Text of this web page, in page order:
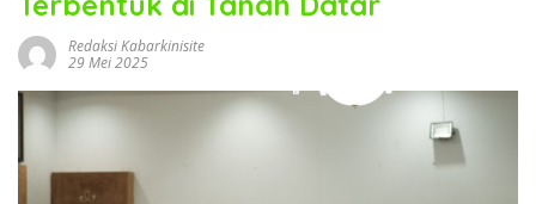
Redaksi Kabarkinisite
29 Mei 2025